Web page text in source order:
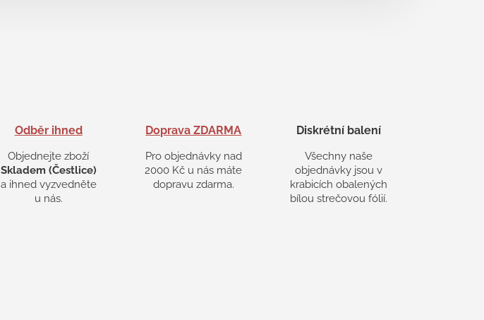
Odběr ihned
Objednejte zboží
Skladem (Čestlice)
a ihned vyzvedněte
u nás.
Doprava ZDARMA
Pro objednávky nad
2000 Kč u nás máte
dopravu zdarma.
Diskrétní balení
Všechny naše
objednávky jsou v
krabicích obalených
bílou strečovou fólií.